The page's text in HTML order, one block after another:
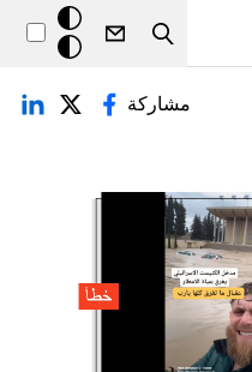
Search
خلفيّة
داكنة
مشاركة